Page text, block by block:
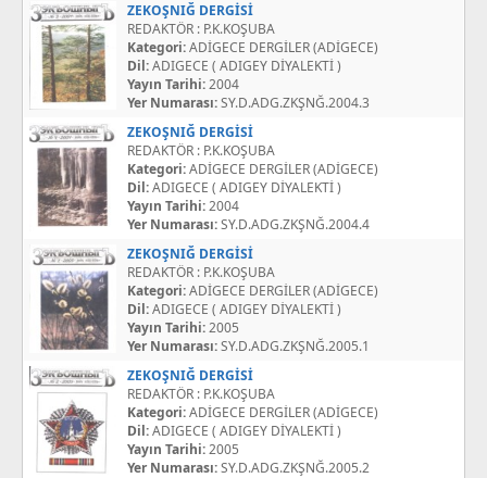
ZEKOŞNIĞ DERGİSİ
REDAKTÖR : P.K.KOŞUBA
Kategori:ADİGECE DERGİLER (ADİGECE)
Dil:ADIGECE ( ADIGEY DİYALEKTİ )
Yayın Tarihi:2004
Yer Numarası:SY.D.ADG.ZKŞNĞ.2004.3
ZEKOŞNIĞ DERGİSİ
REDAKTÖR : P.K.KOŞUBA
Kategori:ADİGECE DERGİLER (ADİGECE)
Dil:ADIGECE ( ADIGEY DİYALEKTİ )
Yayın Tarihi:2004
Yer Numarası:SY.D.ADG.ZKŞNĞ.2004.4
ZEKOŞNIĞ DERGİSİ
REDAKTÖR : P.K.KOŞUBA
Kategori:ADİGECE DERGİLER (ADİGECE)
Dil:ADIGECE ( ADIGEY DİYALEKTİ )
Yayın Tarihi:2005
Yer Numarası:SY.D.ADG.ZKŞNĞ.2005.1
ZEKOŞNIĞ DERGİSİ
REDAKTÖR : P.K.KOŞUBA
Kategori:ADİGECE DERGİLER (ADİGECE)
Dil:ADIGECE ( ADIGEY DİYALEKTİ )
Yayın Tarihi:2005
Yer Numarası:SY.D.ADG.ZKŞNĞ.2005.2